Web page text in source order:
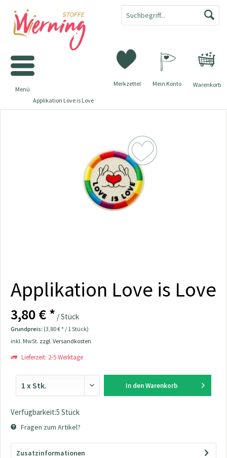
Warenkorb
Merkzettel Mein Konto
Menü
Applikation Love is Love
Applikation Love is Love
3,80 € * / Stück
Grundpreis: (3,80 € * / 1 Stück)
inkl. MwSt. zzgl. Versandkosten
Lieferzeit: 2-5 Werktage
In den Warenkorb
Verfügbarkeit:5 Stück
Fragen zum Artikel?
Zusatzinformationen